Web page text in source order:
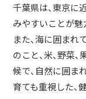
千葉県は、東京に
みやすいことが魅
また、海に囲まれ
のこと、米、野菜
候で、自然に囲ま
育ても重視した、